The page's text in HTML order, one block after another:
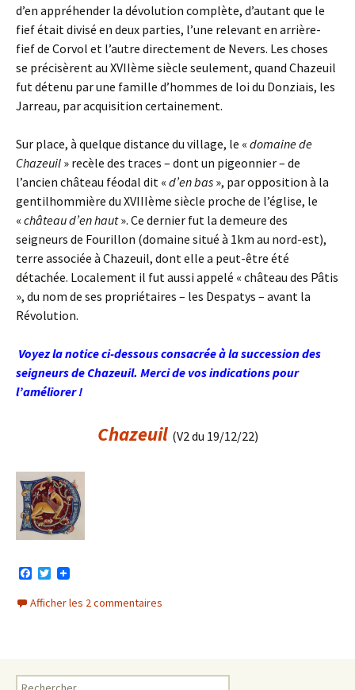
d’en appréhender la dévolution complète, d’autant que le
fief était divisé en deux parties, l’une relevant en arrière-
fief de Corvol et l’autre directement de Nevers. Les choses
se précisèrent au XVIIème siècle seulement, quand Chazeuil
fut détenu par une famille d’hommes de loi du Donziais, les
Jarreau, par acquisition certainement.
Sur place, à quelque distance du village, le « domaine de
Chazeuil » recèle des traces – dont un pigeonnier – de
l’ancien château féodal dit « d’en bas », par opposition à la
gentilhommière du XVIIIème siècle proche de l’église, le
« château d’en haut». Ce dernier fut la demeure des
seigneurs de Fourillon (domaine situé à 1km au nord-est),
terre associée à Chazeuil, dont elle a peut-être été
détachée. Localement il fut aussi appelé « château des Pâtis
», du nom de ses propriétaires – les Despatys – avant la
Révolution.
Voyez la notice ci-dessous consacrée à la succession des
seigneurs de Chazeuil. Merci de vos indications pour
l’améliorer !
Chazeuil (V2 du 19/12/22)
c
e
T
i
t
Afficher les 2 commentaires
Rechercher :